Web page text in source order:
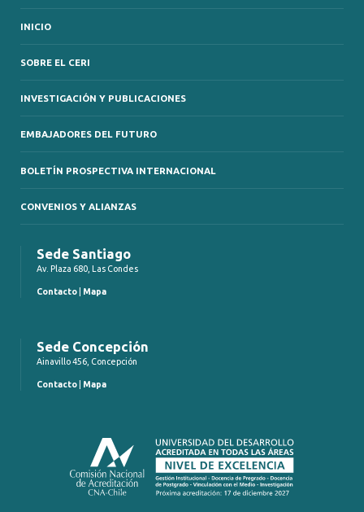
INICIO
SOBRE EL CERI
INVESTIGACIÓN Y PUBLICACIONES
EMBAJADORES DEL FUTURO
BOLETÍN PROSPECTIVA INTERNACIONAL
CONVENIOS Y ALIANZAS
Sede Santiago
Av. Plaza 680, Las Condes
Contacto Mapa
Sede Concepción
Ainavillo 456, Concepción
Contacto Mapa